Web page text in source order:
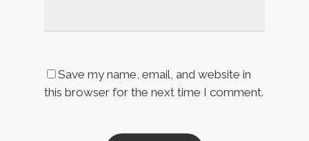
Save my name, email, and website in
this browser for the next time I comment.